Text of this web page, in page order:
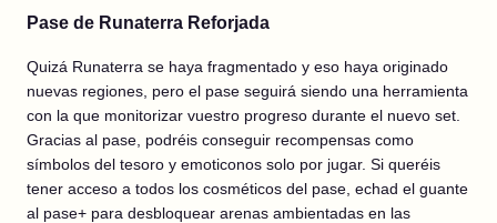
Pase de Runaterra Reforjada
Quizá Runaterra se haya fragmentado y eso haya originado
nuevas regiones, pero el pase seguirá siendo una herramienta
con la que monitorizar vuestro progreso durante el nuevo set.
Gracias al pase, podréis conseguir recompensas como
símbolos del tesoro y emoticonos solo por jugar. Si queréis
tener acceso a todos los cosméticos del pase, echad el guante
al pase+ para desbloquear arenas ambientadas en las